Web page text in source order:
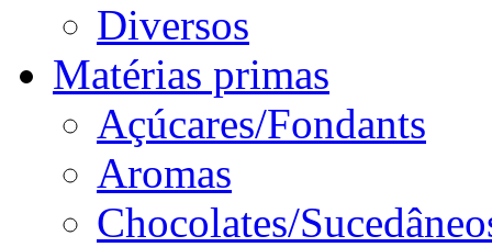
Diversos
Matérias primas
Açúcares/Fondants
Aromas
Chocolates/